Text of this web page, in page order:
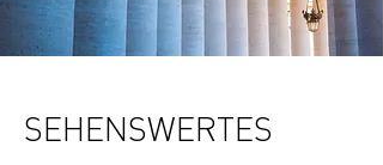
SEHENSWERTES